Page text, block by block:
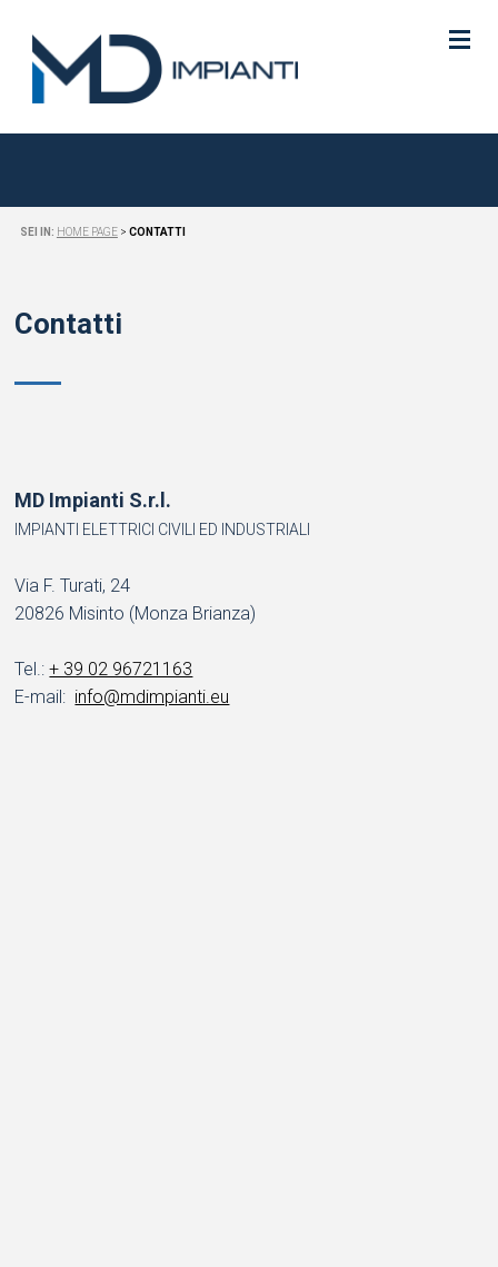
LAVORAZIONI ESEGUITE
NEWS
SCRIVICI
SEI IN: HOME PAGE> CONTATTI
Contatti
MD Impianti S.r.l.
IMPIANTI ELETTRICI CIVILI ED INDUSTRIALI
Via F. Turati, 24
20826 Misinto (Monza Brianza)
Tel.:+ 39 02 96721163
E-mail: info@mdimpianti.eu